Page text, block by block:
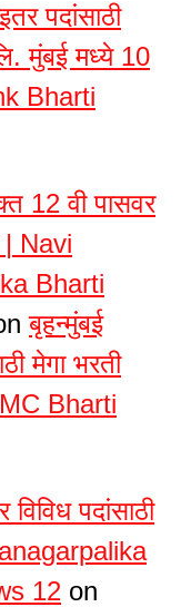
पदांसाठी
मुंबई मध्ये 10
Bharti
12 वी पासवर
| Navi
Bharti
बृहन्मुंबई
मेगा भरती
Bharti
पदांसाठी
12 on